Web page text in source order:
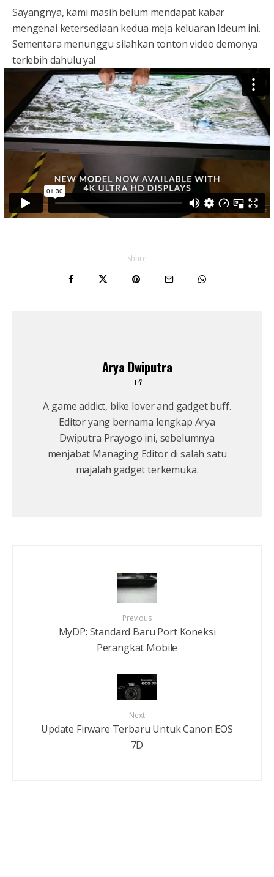
Sayangnya, kami masih belum mendapat kabar
mengenai ketersediaan kedua meja keluaran Ideum ini.
Sementara menunggu silahkan tonton video demonya
terlebih dahulu ya!
Share
Arya Dwiputra
A game addict, bike lover and gadget buff.
Editor yang bernama lengkap Arya
Dwiputra Prayogo ini, sebelumnya
menjabat Managing Editor di salah satu
majalah gadget terkemuka.
Previous
MyDP: Standard Baru Port Koneksi
Perangkat Mobile
Next
Update Firware Terbaru Untuk Canon EOS
7D